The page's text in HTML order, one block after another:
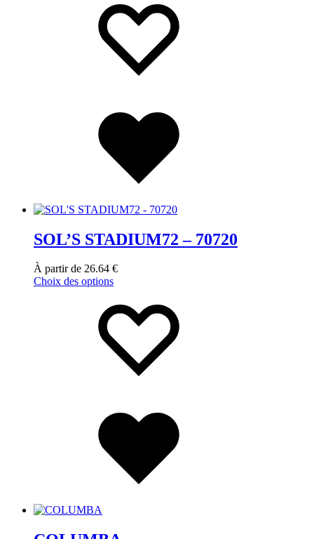
SOL’S STADIUM72 – 70720
À partir de 26.64 €
Choix des options